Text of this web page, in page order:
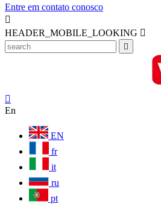
Entre em contato conosco

HEADER_MOBILE_LOOKING 


En
EN
fr
it
ru
pt